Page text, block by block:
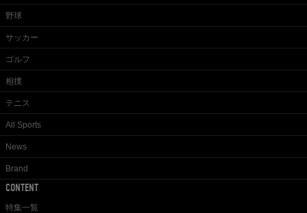
野球
サッカー
ゴルフ
相撲
テニス
All Sports
News
Brand
CONTENT
特集一覧